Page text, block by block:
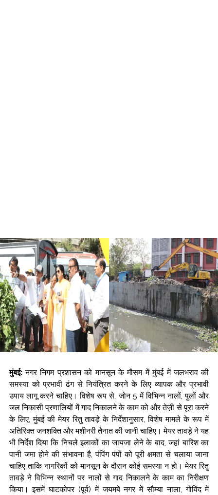
मुंबई:नगर निगम प्रशासन को मानसून के मौसम में मुंबई में जलभराव की
समस्या को प्रभावी ढंग से नियंत्रित करने के लिए व्यापक और प्रभावी
उपाय लागू करने चाहिए। विशेष रूप से, जोन 5 में विभिन्न नालों, पुलों और
जल निकासी प्रणालियों में गाद निकालने के काम को और तेज़ी से पूरा करने
के लिए, मुंबई की मेयर रितु तावड़े के निर्देशानुसार, विशेष मामले के रूप में
अतिरिक्त जनशक्ति और मशीनरी तैनात की जानी चाहिए। मेयर तावड़े ने यह
भी निर्देश दिया कि निचले इलाकों का जायजा लेने के बाद, जहां बारिश का
पानी जमा होने की संभावना है, पंपिंग पंपों को पूरी क्षमता से चलाया जाना
चाहिए ताकि नागरिकों को मानसून के दौरान कोई समस्या न हो। मेयर रितु
तावड़े ने विभिन्न स्थानों पर नालों से गाद निकालने के काम का निरीक्षण
किया। इसमें घाटकोपर (पूर्व) में जयमबे नगर में सौम्या नाला, गोविंद में